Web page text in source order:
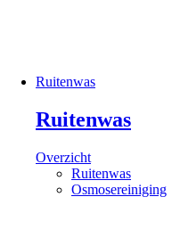
Ruitenwas
Ruitenwas
Overzicht
Ruitenwas
Osmosereiniging